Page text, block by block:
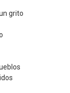
grito